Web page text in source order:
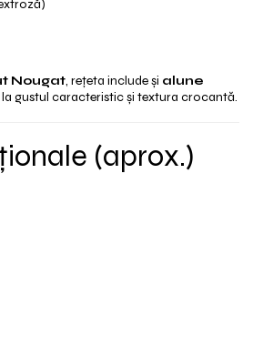
Nougat, rețeta include și alune
gustul caracteristic și textura crocantă.
(aprox.)